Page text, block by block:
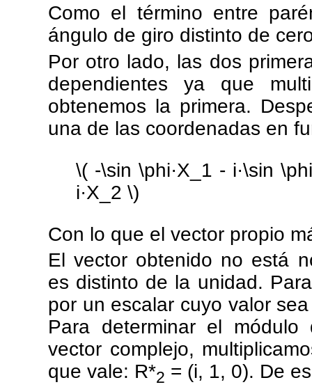
Como el término entre
ángulo de giro distinto de
Por otro lado, las dos
dependientes ya que
obtenemos la primera.
una de las coordenadas en
\( -\sin \phi·X_1 - i·\sin
i·X_2 \)
Con lo que el vector propio
El vector obtenido no está
es distinto de la unidad.
por un escalar cuyo valor
Para determinar el
vector complejo,
que vale: R*2 = (i, 1, 0). De